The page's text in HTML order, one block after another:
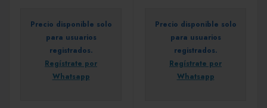
Precio disponible solo
para usuarios
registrados.
Regístrate por
Whatsapp
Precio disponible solo
para usuarios
registrados.
Regístrate por
Whatsapp